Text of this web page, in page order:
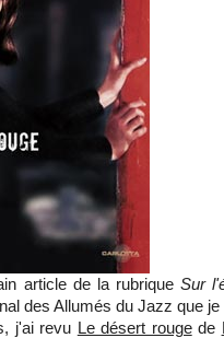
article de la rubriqueSur
des Allumés du Jazz que
j'ai revu Le désert rougede